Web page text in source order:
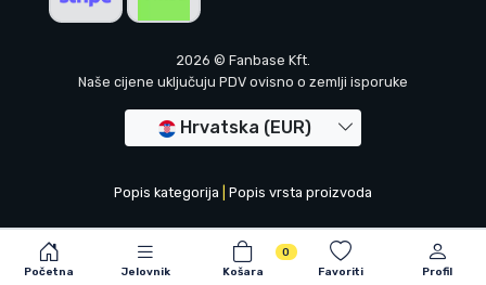
Početna Jelovnik Košara
0
Favoriti
Profil
2026 © Fanbase Kft.
Naše cijene uključuju PDV ovisno o zemlji isporuke
Hrvatska (EUR)
Popis kategorija Popis vrsta proizvoda